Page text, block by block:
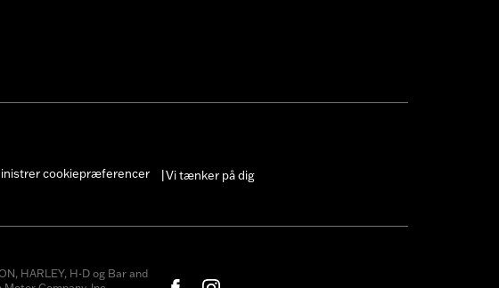
cookiepræferencer Vi tænker på dig
HARLEY, H-D og Bar and